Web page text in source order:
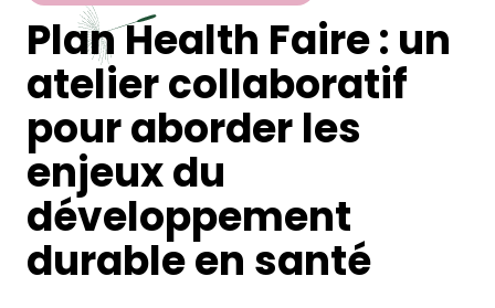
Plan Health Faire : un
atelier collaboratif
pour aborder les
enjeux du
développement
durable en santé